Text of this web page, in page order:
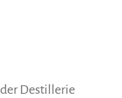
der Destillerie